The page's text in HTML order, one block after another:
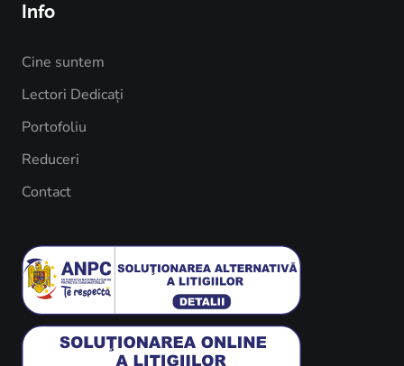
Info
Cine suntem
Lectori Dedicați
Portofoliu
Reduceri
Contact